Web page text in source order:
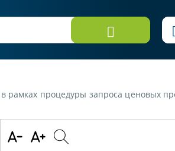
рамках процедуры запроса ценовых